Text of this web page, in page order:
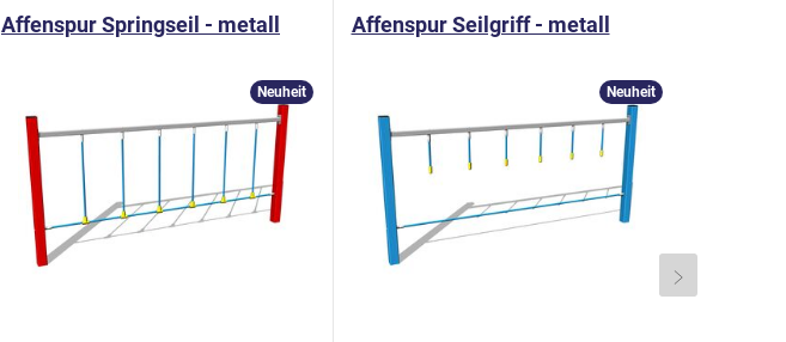
Affenspur Springseil - metall
Neuheit
Affenspur Seilgriff - metall
Neuheit